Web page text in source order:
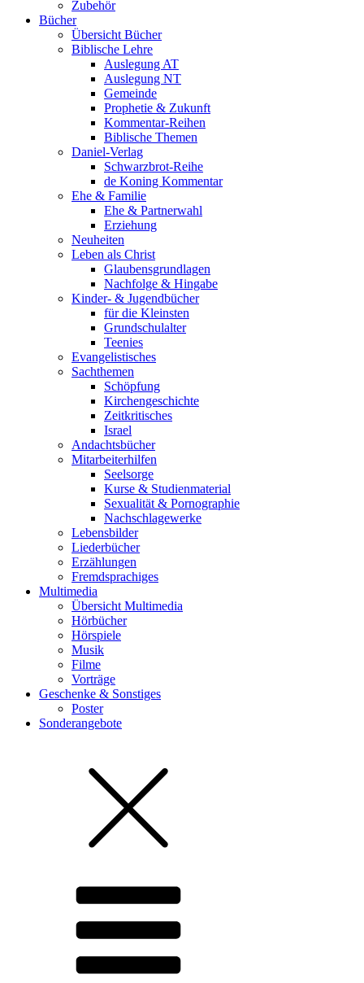
Zubehör
Bücher
Übersicht Bücher
Biblische Lehre
Auslegung AT
Auslegung NT
Gemeinde
Prophetie & Zukunft
Kommentar-Reihen
Biblische Themen
Daniel-Verlag
Schwarzbrot-Reihe
de Koning Kommentar
Ehe & Familie
Ehe & Partnerwahl
Erziehung
Neuheiten
Leben als Christ
Glaubensgrundlagen
Nachfolge & Hingabe
Kinder- & Jugendbücher
für die Kleinsten
Grundschulalter
Teenies
Evangelistisches
Sachthemen
Schöpfung
Kirchengeschichte
Zeitkritisches
Israel
Andachtsbücher
Mitarbeiterhilfen
Seelsorge
Kurse & Studienmaterial
Sexualität & Pornographie
Nachschlagewerke
Lebensbilder
Liederbücher
Erzählungen
Fremdsprachiges
Multimedia
Übersicht Multimedia
Hörbücher
Hörspiele
Musik
Filme
Vorträge
Geschenke & Sonstiges
Poster
Sonderangebote